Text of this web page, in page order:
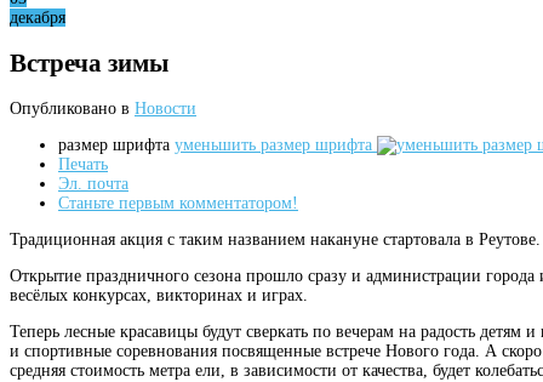
декабря
Встреча зимы
Опубликовано в Новости
размер шрифта уменьшить размер шрифта
Печать
Эл. почта
Станьте первым комментатором!
Традиционная акция с таким названием накануне стартовала в Реутове.
Открытие праздничного сезона прошло сразу и администрации
весёлых конкурсах, викторинах и играх.
Теперь лесные красавицы будут сверкать по вечерам на радость
и спортивные соревнования посвященные встрече Нового года. А
средняя стоимость метра ели, в зависимости от качества, будет